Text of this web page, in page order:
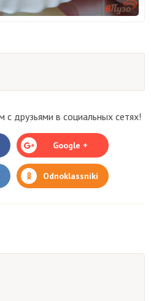
друзьями в социальных сетях!
Google +
Odnoklassniki